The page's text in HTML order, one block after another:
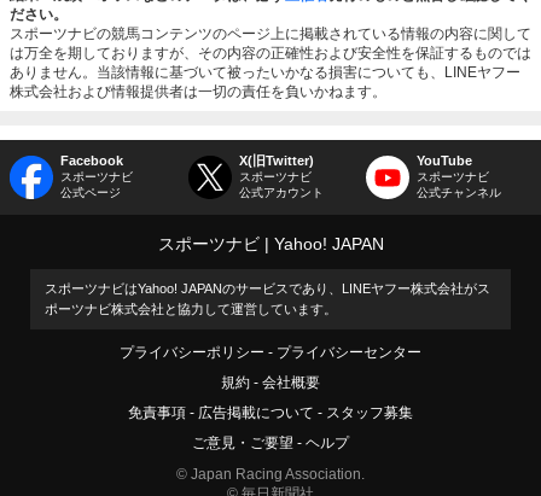
ださい。
スポーツナビの競馬コンテンツのページ上に掲載されている情報の内容に関して
は万全を期しておりますが、その内容の正確性および安全性を保証するものでは
ありません。当該情報に基づいて被ったいかなる損害についても、LINEヤフー
株式会社および情報提供者は一切の責任を負いかねます。
Facebook
スポーツナビ
公式ページ
X(旧Twitter)
スポーツナビ
公式アカウント
YouTube
スポーツナビ
公式チャンネル
スポーツナビ Yahoo! JAPAN
スポーツナビはYahoo! JAPANのサービスであり、LINEヤフー株式会社がス
ポーツナビ株式会社と協力して運営しています。
プライバシーポリシー
プライバシーセンター
規約
会社概要
免責事項
広告掲載について
スタッフ募集
ご意見・ご要望
ヘルプ
© Japan Racing Association.